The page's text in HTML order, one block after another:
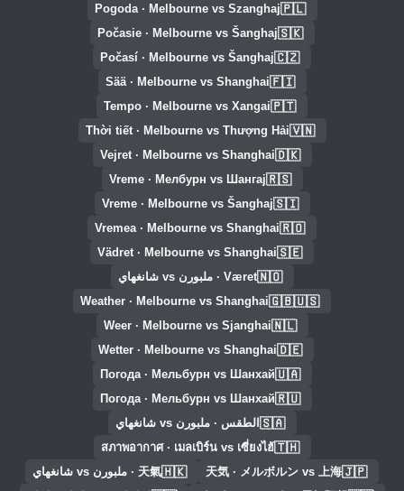
🇵🇱
Pogoda · Melbourne vs Szanghaj
🇸🇰
Počasie · Melbourne vs Šanghaj
🇨🇿
Počasí · Melbourne vs Šanghaj
🇫🇮
Sää · Melbourne vs Shanghai
🇵🇹
Tempo · Melbourne vs Xangai
🇻🇳
Thời tiết · Melbourne vs Thượng Hải
🇩🇰
Vejret · Melbourne vs Shanghai
🇷🇸
Vreme · Мелбурн vs Шангај
🇸🇮
Vreme · Melbourne vs Šanghaj
🇷🇴
Vremea · Melbourne vs Shanghai
🇸🇪
Vädret · Melbourne vs Shanghai
🇳🇴Været · ملبورن vs شانغهاي
🇬🇧🇺🇸
Weather · Melbourne vs Shanghai
🇳🇱
Weer · Melbourne vs Sjanghai
🇩🇪
Wetter · Melbourne vs Shanghai
🇺🇦
Погода · Мельбурн vs Шанхай
🇷🇺
Погода · Мельбурн vs Шанхай
🇸🇦 الطقس · ملبورن vs شانغهاي
🇹🇭
สภาพอากาศ · เมลเบิร์น vs เซี่ยงไฮ้
🇯🇵
天気 · メルボルン vs 上海
🇭🇰天氣 · ملبورن vs شانغهاي